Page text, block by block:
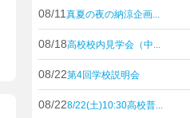
08/11 真夏の夜の納涼企画...
08/18高校校内見学会（中...
08/22第4回学校説明会
08/228/22(土)10:30高校普...